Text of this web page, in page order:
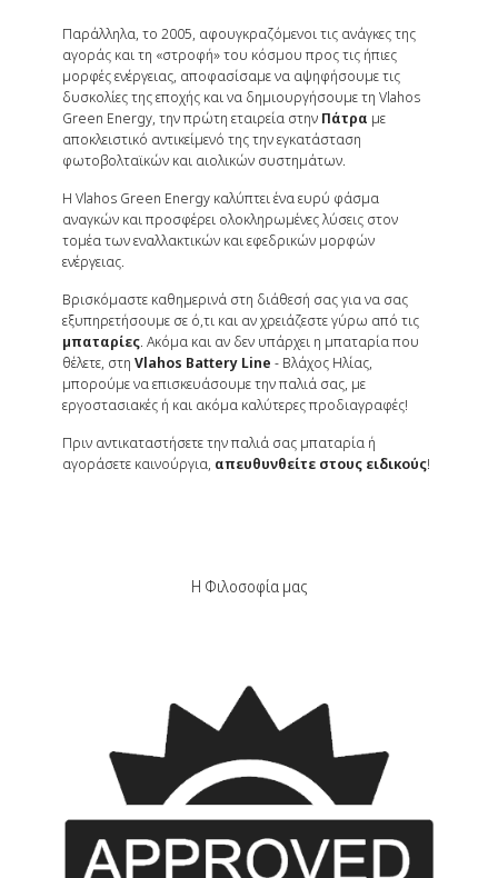
Παράλληλα, το 2005, αφουγκραζόμενοι τις ανάγκες της
αγοράς και τη «στροφή» του κόσμου προς τις ήπιες
μορφές ενέργειας, αποφασίσαμε να αψηφήσουμε τις
δυσκολίες της εποχής και να δημιουργήσουμε τη Vlahos
Green Energy, την πρώτη εταιρεία στην Πάτρα με
αποκλειστικό αντικείμενό της την εγκατάσταση
φωτοβολταϊκών και αιολικών συστημάτων.
Η Vlahos Green Energy καλύπτει ένα ευρύ φάσμα
αναγκών και προσφέρει ολοκληρωμένες λύσεις στον
τομέα των εναλλακτικών και εφεδρικών μορφών
ενέργειας.
Βρισκόμαστε καθημερινά στη διάθεσή σας για να σας
εξυπηρετήσουμε σε ό,τι και αν χρειάζεστε γύρω από τις
μπαταρίες. Ακόμα και αν δεν υπάρχει η μπαταρία που
θέλετε, στη Vlahos Battery Line - Βλάχος Ηλίας,
μπορούμε να επισκευάσουμε την παλιά σας, με
εργοστασιακές ή και ακόμα καλύτερες προδιαγραφές!
Πριν αντικαταστήσετε την παλιά σας μπαταρία ή
αγοράσετε καινούργια, απευθυνθείτε στους ειδικούς!
Η Φιλοσοφία μας